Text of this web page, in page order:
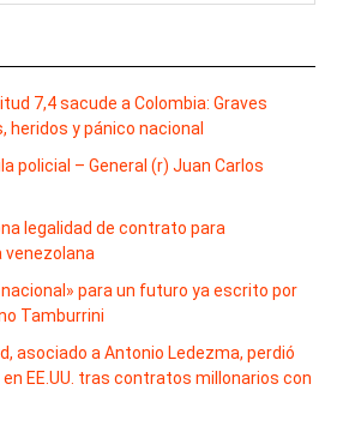
7,4 sacude a Colombia: Graves
y pánico nacional
policial – General (r) Juan Carlos
legalidad de contrato para
para un futuro ya escrito por
Tamburrini
asociado a Antonio Ledezma, perdió
EE.UU. tras contratos millonarios con